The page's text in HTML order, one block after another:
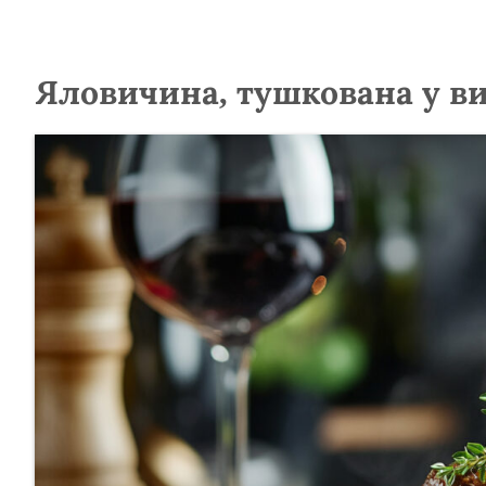
Яловичина, тушкована у